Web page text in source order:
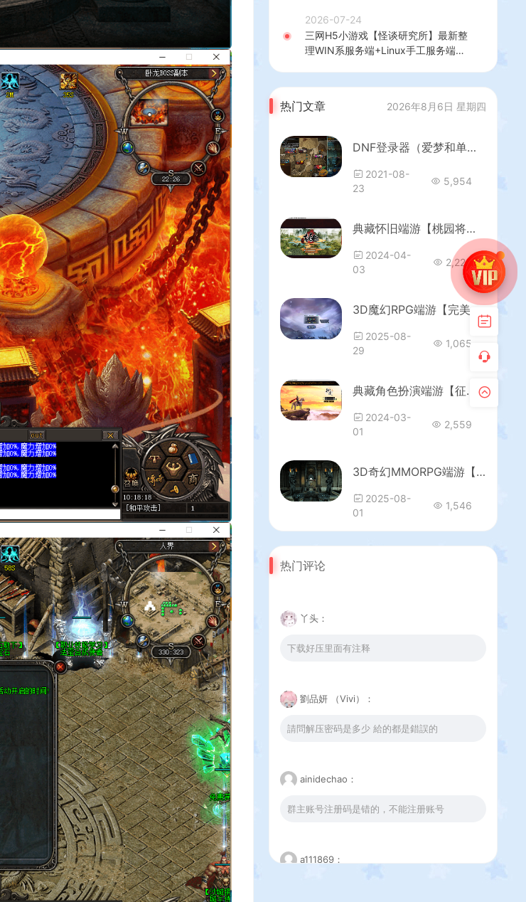
权后台+详细搭建教程
2026-07-24
三网H5小游戏【怪谈研究所】最新整
理WIN系服务端+Linux手工服务端
热门文章 2026年8月6日 星期四
DNF登录器（爱梦和单机）
2021-08-
23
5,954
典藏怀旧端游【桃园将星录OL】最新整理WIN系半手工服务端+PC客户端+网页注册+GM授权后台+详细搭建教程
2024-04-
03
2,226
3D魔幻RPG端游【完美国际155幻海奇谭12职业修改版】最新整理单机一键即玩镜像端+Linux手工服务端+网页注册+修改工具+修改文档+GM指令+PC客户端+详细搭建教程
2025-08-
29
1,065
典藏角色扮演端游【征途黄金版】最新整理Win系服务端+PC客户端+GM工具+详细外网搭建教程
2024-03-
01
2,559
3D奇幻MMORPG端游【绝对女神】最新整理WIN系半手工服务端+PC客户端+网页注册+详细搭建教程+修改教程+解包打包工具
2025-08-
01
1,546
热门评论
丫头：
下载好压里面有注释
劉品妍 （Vivi）：
請問解压密码是多少 給的都是錯誤的
ainidechao：
群主账号注册码是错的，不能注册账号
a111869：